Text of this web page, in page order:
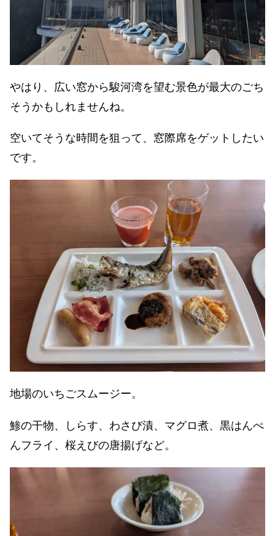
やはり、広い窓から駿河湾を望む景色が最大のごち
そうかもしれませんね。
空いてそうな時間を狙って、窓際席をゲットしたい
です。
地場のいちごスムージー。
鯵の干物、しらす、わさび漬、マグロ煮、黒はんぺ
んフライ、桜えびの唐揚げなど。